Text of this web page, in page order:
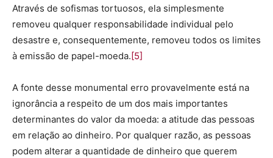
Através de sofismas tortuosos, ela simplesmente
removeu qualquer responsabilidade individual pelo
desastre e, consequentemente, removeu todos os limites
à emissão de papel-moeda.[5]
A fonte desse monumental erro provavelmente está na
ignorância a respeito de um dos mais importantes
determinantes do valor da moeda: a atitude das pessoas
em relação ao dinheiro. Por qualquer razão, as pessoas
podem alterar a quantidade de dinheiro que querem